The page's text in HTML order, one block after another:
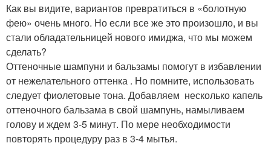
Как вы видите, вариантов превратиться в «болотную
фею» очень много. Но если все же это произошло, и вы
стали обладательницей нового имиджа, что мы можем
сделать?
Оттеночные шампуни и бальзамы помогут в избавлении
от нежелательного оттенка . Но помните, использовать
следует фиолетовые тона. Добавляем несколько капель
оттеночного бальзама в свой шампунь, намыливаем
голову и ждем 3-5 минут. По мере необходимости
повторять процедуру раз в 3-4 мытья.